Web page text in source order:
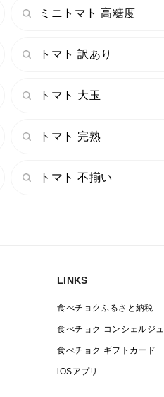
ミニトマト 高糖度
トマト 訳あり
トマト 大玉
トマト 完熟
トマト 不揃い
LINKS
食べチョクふるさと納税
食べチョク コンシェルジュ
食べチョク ギフトカード
iOSアプリ